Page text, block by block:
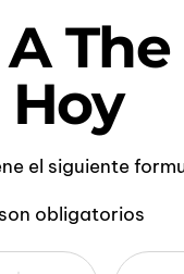
el siguiente
obligatorios